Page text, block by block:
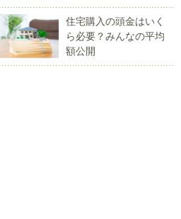
住宅購入の頭金はいく
ら必要？みんなの平均
額公開